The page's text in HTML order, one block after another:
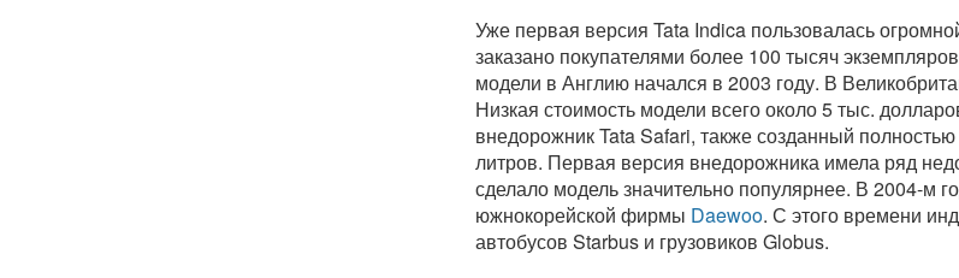
Уже первая версия Tata Indica пользовалась
заказано покупателями более 100 тысяч
модели в Англию начался в 2003 году. В
Низкая стоимость модели всего около 5 тыс.
внедорожник Tata Safari, также созданный
литров. Первая версия внедорожника имела ряд
сделало модель значительно популярнее. В 2004-м
южнокорейской фирмы Daewoo. С этого времени
автобусов Starbus и грузовиков Globus.